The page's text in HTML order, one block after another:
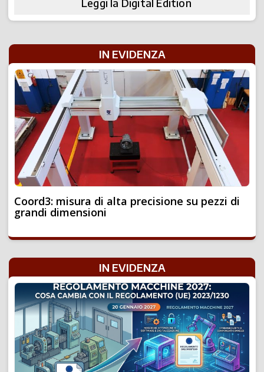
IN EVIDENZA
Coord3: misura di alta precisione su pezzi di
grandi dimensioni
IN EVIDENZA